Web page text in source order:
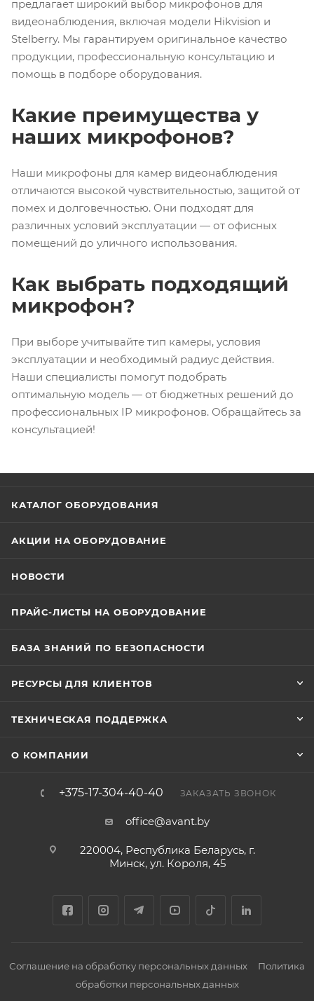
предлагает широкий выбор микрофонов для
видеонаблюдения, включая модели Hikvision и
Stelberry. Мы гарантируем оригинальное качество
продукции, профессиональную консультацию и
помощь в подборе оборудования.
Какие преимущества у
наших микрофонов?
Наши микрофоны для камер видеонаблюдения
отличаются высокой чувствительностью, защитой от
помех и долговечностью. Они подходят для
различных условий эксплуатации — от офисных
помещений до уличного использования.
Как выбрать подходящий
микрофон?
При выборе учитывайте тип камеры, условия
эксплуатации и необходимый радиус действия.
Наши специалисты помогут подобрать
оптимальную модель — от бюджетных решений до
профессиональных IP микрофонов. Обращайтесь за
консультацией!
КАТАЛОГ ОБОРУДОВАНИЯ
АКЦИИ НА ОБОРУДОВАНИЕ
НОВОСТИ
ПРАЙС-ЛИСТЫ НА ОБОРУДОВАНИЕ
БАЗА ЗНАНИЙ ПО БЕЗОПАСНОСТИ
РЕСУРСЫ ДЛЯ КЛИЕНТОВ
ТЕХНИЧЕСКАЯ ПОДДЕРЖКА
О КОМПАНИИ
+375-17-304-40-40 ЗАКАЗАТЬ ЗВОНОК
office@avant.by
220004, Республика Беларусь, г.
Минск, ул. Короля, 45
Соглашение на обработку персональных данных
Политика
обработки персональных данных